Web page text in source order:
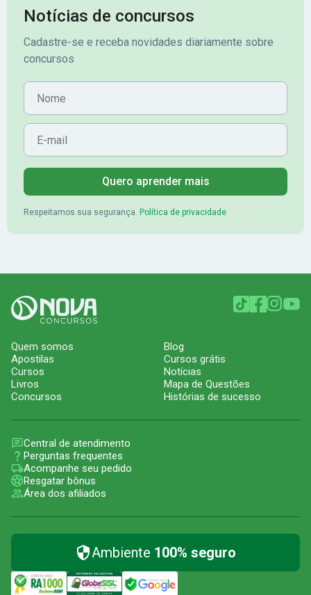
Notícias de concursos
Cadastre-se e receba novidades diariamente sobre
concursos
Nome
E-mail
Quero aprender mais
Respeitamos sua segurança. Política de privacidade
Quem somos
Apostilas
Cursos
Livros
Concursos
Blog
Cursos grátis
Notícias
Mapa de Questões
Histórias de sucesso
Central de atendimento
Perguntas frequentes
Acompanhe seu pedido
Resgatar bônus
Área dos afiliados
Ambiente 100% seguro